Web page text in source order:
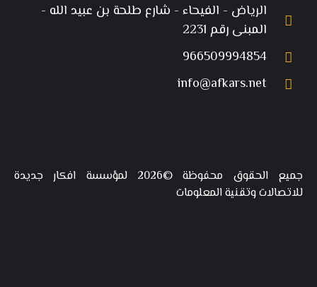
الرياض - الفيحاء - شارع طلحة بن عبيد الله -
المبنى رقم 2231
966509994854
info@afkars.net
جميع الحقوق محفوظة ©2026 لمؤسسة افكار جديدة
للاتصالات وتقنية المعلومات